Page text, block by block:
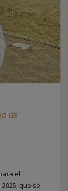
de
el
que se